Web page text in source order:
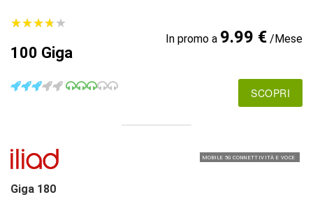
★★★★★
★★★★★
100 Giga
In promo a 9.99 €/Mese
SCOPRI
MOBILE 5G CONNETTIVITÀ E VOCE
Giga 180